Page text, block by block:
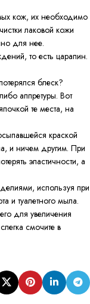
кож, их необходимо
лаковой кожи
для нее.
то есть царапин.
блеск?
аппретуры. Вот
те места, на
краской
и ничем другим. При
эластичности, а
используя при
и туалетного мыла.
для увеличения
смочите в